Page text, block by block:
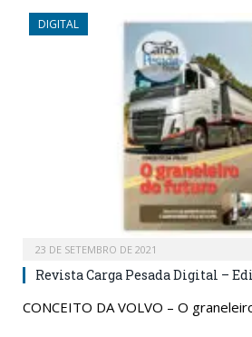
DIGITAL
23 DE SETEMBRO DE 2021
Revista Carga Pesada Digital –
CONCEITO DA VOLVO – O